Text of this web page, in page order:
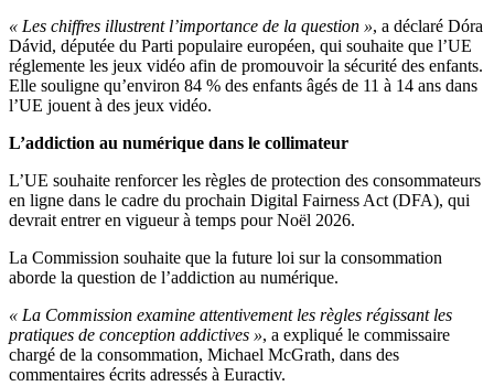
« Les chiffres illustrent l’importance de la question », a déclaré Dóra
Dávid, députée du Parti populaire européen, qui souhaite que l’UE
réglemente les jeux vidéo afin de promouvoir la sécurité des enfants.
Elle souligne qu’environ 84 % des enfants âgés de 11 à 14 ans dans
l’UE jouent à des jeux vidéo.
L’addiction au numérique dans le collimateur
L’UE souhaite renforcer les règles de protection des consommateurs
en ligne dans le cadre du prochain Digital Fairness Act (DFA), qui
devrait entrer en vigueur à temps pour Noël 2026.
La Commission souhaite que la future loi sur la consommation
aborde la question de l’addiction au numérique.
« La Commission examine attentivement les règles régissant les
pratiques de conception addictives », a expliqué le commissaire
chargé de la consommation, Michael McGrath, dans des
commentaires écrits adressés à Euractiv.